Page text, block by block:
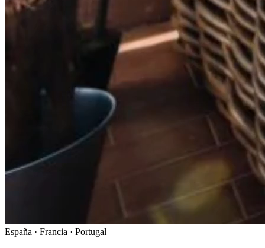
España · Francia · Portugal